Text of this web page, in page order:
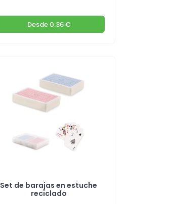
Desde0.36 €
Set de barajas en estuche
reciclado